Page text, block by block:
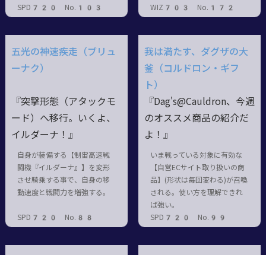
SPD720 No.103
WIZ703 No.172
五光の神速疾走（ブリュ
ーナク）
『突撃形態（アタックモ
ード）へ移行。いくよ、
イルダーナ！』
自身が装備する【制宙高速戦
闘機『イルダーナ』】を変形
させ騎乗する事で、自身の移
動速度と戦闘力を増強する。
SPD720 No.88
我は満たす、ダグザの大
釜（コルドロン・ギフ
ト）
『Dag's@Cauldron、今週
のオススメ商品の紹介だ
よ！』
いま戦っている対象に有効な
【自営ECサイト取り扱いの商
品】(形状は毎回変わる)が召喚
される。使い方を理解できれ
ば強い。
SPD720 No.99